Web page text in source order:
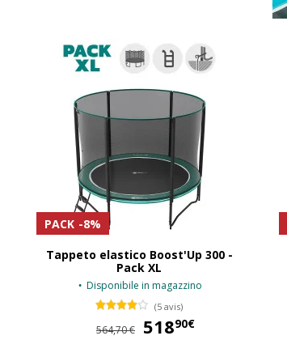
PACK -8%
Tappeto elastico Boost'Up 300 -
Pack XL
Disponibile in magazzino
(5 avis)
564,70 € 51890€